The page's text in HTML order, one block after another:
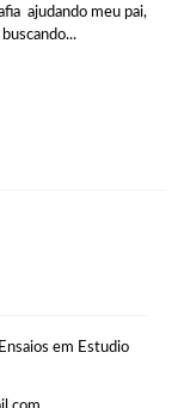
ajudando meu pai,
em Estudio